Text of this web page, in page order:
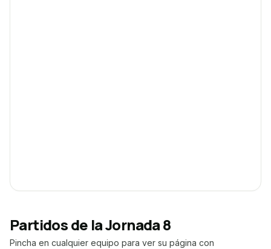
Partidos de la Jornada8
Pincha en cualquier equipo para ver su página con